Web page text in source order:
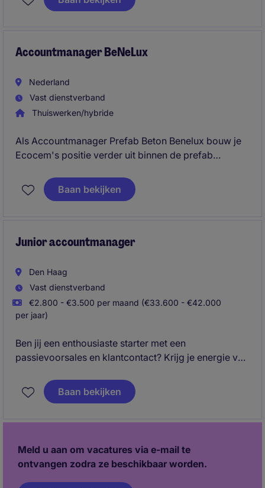
te ontwikkelen tot een succesvolle salesprofessional.
Accountmanager BeNeLux
Nederland
Vast dienstverband
Thuiswerken/hybride
Als Accountmanager Prefab Beton Benelux bouw je
Ecocem's positie verder uit binnen de prefab
bestaande relaties, ontwikkelt new business en
adviseert klanten over duurzame betonoplossingen.
sparringpartner op het gebied van innovatie,
bouwsector.
Baan bekijken
Junior accountmanager
Den Haag
Vast dienstverband
€2.800 - €3.500 per maand (€33.600 - €42.000
per jaar)
Ben jij een enthousiaste starter met een
passievoorsales en klantcontact? Krijg je energie van
commerciële kansen en het vertegenwoordigen van
sterke merken? Dan is deze rol als Junior Sales
Baan bekijken
Meld u aan om vacatures via e-mail te
ontvangen zodra ze beschikbaar worden.